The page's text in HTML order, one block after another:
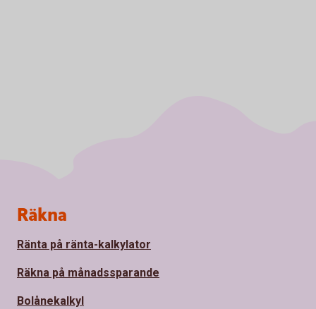
Sidfot
Räkna
Ränta på ränta-kalkylator
Räkna på månadssparande
Bolånekalkyl